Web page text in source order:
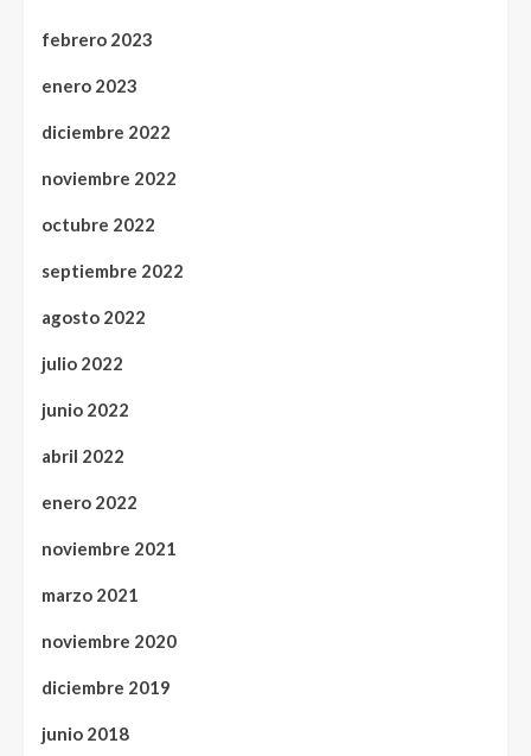
febrero 2023
enero 2023
diciembre 2022
noviembre 2022
octubre 2022
septiembre 2022
agosto 2022
julio 2022
junio 2022
abril 2022
enero 2022
noviembre 2021
marzo 2021
noviembre 2020
diciembre 2019
junio 2018